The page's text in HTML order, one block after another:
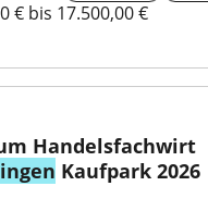
€ bis 17.500,00 €
Handelsfachwirt
Kaufpark 2026